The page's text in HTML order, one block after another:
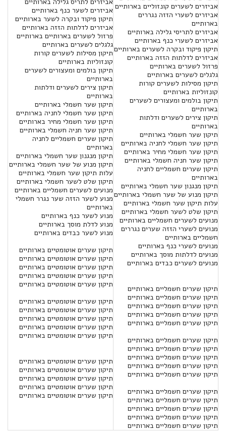
אביזרים לשערים קונזוליים בארותיים
אביזרים לשערי הזזה נגררים
בארותיים
אביזרים לתריסי גלילה בארותיים
אביזרים לשערי כנף בארותיים
תיקון פיקוד ובקרה לשערים בארותיים
אביזרים לדלתות הזזה בארותיים
פרזול לשערים בארותיים
גלגלים לשערים בארותיים
תיקון מסילות לשערים קורות
קונזוליות בארותיים
תיקון בולמים ומעצורים לשערים
בארותיים
תיקון צירים לשערים ודלתות
בארותיים
תיקון שער חשמלי בארותיים
תיקון שער חשמלי לחניה בארותיים
תיקון שער חשמלי מחיר בארותיים
תיקון שער חניה חשמלי בארותיים
תיקון שערים חשמליים לחניה
בארותיים
תיקון מנגנון שער חשמלי בארותיים
תיקון מנוע של שער חשמלי בארותיים
עלות תיקון שער חשמלי בארותיים
תיקון שלט לשער חשמלי בארותיים
מנועים לשערים חשמליים בארותיים
מנועים לשערי הזזה שערים נגררים
חשמליים בארותיים
מנועים לשערי כנף בארותיים
מנועים לדלתות מוסך בארותיים
מנועים לשערים כבדים בארותיים
תיקון שערים חשמליים בארותיים
תיקון שערים חשמליים בארותיים
תיקון שערים חשמליים בארותיים
תיקון שערים חשמליים בארותיים
תיקון שערים חשמליים בארותיים
תיקון שערים חשמליים בארותיים
תיקון שערים חשמליים בארותיים
תיקון שערים חשמליים בארותיים
תיקון שערים חשמליים בארותיים
תיקון שערים חשמליים בארותיים
תיקון שערים חשמליים בארותיים
תיקון שערים חשמליים בארותיים
תיקון שערים חשמליים בארותיים
תיקון שערים חשמליים בארותיים
תיקון שערים חשמליים בארותיים
אביזרים לשער כנף בארותיים
תיקון פיקוד ובקרה לשער בארותיים
אביזרים לדלתות הזזה בארותיים
פרזול לשערים בארותיים בארותיים
גלגלים לשערים בארותיים
תיקון מסילות לשערים קורות
קונזוליות בארותיים
תיקון בולמים ומעצורים לשערים
בארותיים
תיקון צירים לשערים ודלתות
בארותיים
תיקון שער חשמלי בארותיים
תיקון שער חשמלי לחניה בארותיים
תיקון שער חשמלי מחיר בארותיים
תיקון שער חניה חשמלי בארותיים
תיקון שערים חשמליים לחניה
בארותיים
תיקון מנגנון שער חשמלי בארותיים
תיקון מנוע של שער חשמלי בארותיים
עלות תיקון שער חשמלי בארותיים
תיקון שלט לשער חשמלי בארותיים
מנועים לשערים חשמליים בארותיים
מנוע לשער הזזה שער נגרר חשמלי
בארותיים
מנוע לשער כנף בארותיים
מנוע לדלת מוסך בארותיים
מנוע לשער כבדים בארותיים
תיקון שערים אוטומטיים בארותיים
תיקון שערים אוטומטיים בארותיים
תיקון שערים אוטומטיים בארותיים
תיקון שערים אוטומטיים בארותיים
תיקון שערים אוטומטיים בארותיים
תיקון שערים אוטומטיים בארותיים
תיקון שערים אוטומטיים בארותיים
תיקון שערים אוטומטיים בארותיים
תיקון שערים אוטומטיים בארותיים
תיקון שערים אוטומטיים בארותיים
תיקון שערים אוטומטיים בארותיים
תיקון שערים אוטומטיים בארותיים
תיקון שערים אוטומטיים בארותיים
תיקון שערים אוטומטיים בארותיים
תיקון שערים אוטומטיים בארותיים